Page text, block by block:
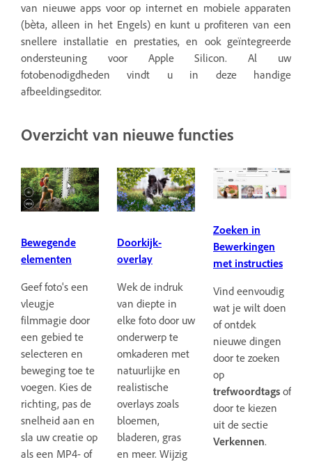
van nieuwe apps voor op internet en mobiele apparaten
(bèta, alleen in het Engels) en kunt u profiteren van een
snellere installatie en prestaties, en ook geïntegreerde
ondersteuning voor Apple Silicon. Al uw
fotobenodigdheden vindt u in deze handige
afbeeldingseditor.
Overzicht van nieuwe functies
Bewegende
elementen
Geef foto's een
vleugje
filmmagie door
een gebied te
selecteren en
beweging toe te
voegen. Kies de
richting, pas de
snelheid aan en
sla uw creatie op
als een MP4- of
Doorkijk-
overlay
Wek de indruk
van diepte in
elke foto door uw
onderwerp te
omkaderen met
natuurlijke en
realistische
overlays zoals
bloemen,
bladeren, gras
en meer. Wijzig
Zoeken in
Bewerkingen
met instructies
Vind eenvoudig
wat je wilt doen
of ontdek
nieuwe dingen
door te zoeken
op
trefwoordtags of
door te kiezen
uit de sectie
Verkennen.